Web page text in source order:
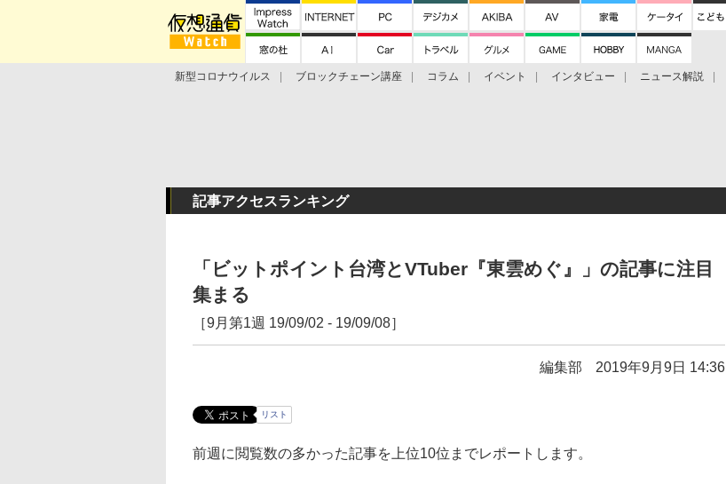
新型コロナウイルス ブロックチェーン講座 コラム イベント インタビュー ニュース解説
記事アクセスランキング
「ビットポイント台湾とVTuber『東雲めぐ』」の記事に注目
集まる
［9月第1週 19/09/02 - 19/09/08］
編集部 2019年9月9日 14:36
リスト
前週に閲覧数の多かった記事を上位10位までレポートします。